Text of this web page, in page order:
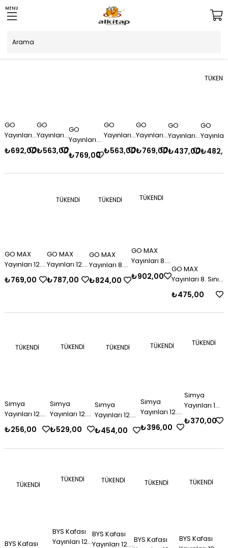
MENU
GO
Yayınları
Tarih
Soru
₺692,00
GO
Yayınları
Kimya
Soru
₺563,00
GO
Yayınları
12. Sınıf
Matematik
₺769,00
GO
Yayınları
Biyoloji
Soru
₺563,00
GO
Yayınları
Geometri
Soru
₺769,00
GO
Yayınları
12. Sınıf
Biyoloji
Soru
₺437,00
GO
Yayınları
12. Sınıf
Kimya
Soru
GO MAX
Yayınları 12.
(TYT) Konu
Fasikülleri
₺769,00
TÜKENDI
GO MAX
Yayınları 12.
Sınıf Fizik
(AYT) Konu
Fasikülleri
₺787,00
TÜKENDI
GO MAX
Yayınları 8.
Sınıf
Matematik
Soru
₺824,00
TÜKENDI
GO MAX
Yayınları 8.
Sınıf Türkçe
Konu
Fasikülleri
₺902,00
GO MAX
Yayınları 8. Sınıf
Din Kültürü ve
Ahlak Bilgisi
₺475,00
TÜKENDI
Simya
Yayınları 12.
Sınıf
Matematik
₺256,00
TÜKENDI
Simya
Yayınları 12.
Matematik
₺529,00
TÜKENDI
Simya
Yayınları 12.
(TYT-AYT)
₺454,00
TÜKENDI
Simya
Yayınları 12.
Edebiyat
₺396,00
TÜKENDI
Simya
Yayınları 12.
Sınıf Fizik
(TYT) Soru
₺370,00
TÜKENDI
BYS Kafası
TÜKENDI
BYS Kafası
Yayınları 12.
TÜKENDI
BYS Kafası
Yayınları 12.
TÜKENDI
BYS Kafası
TÜKENDI
BYS Kafası